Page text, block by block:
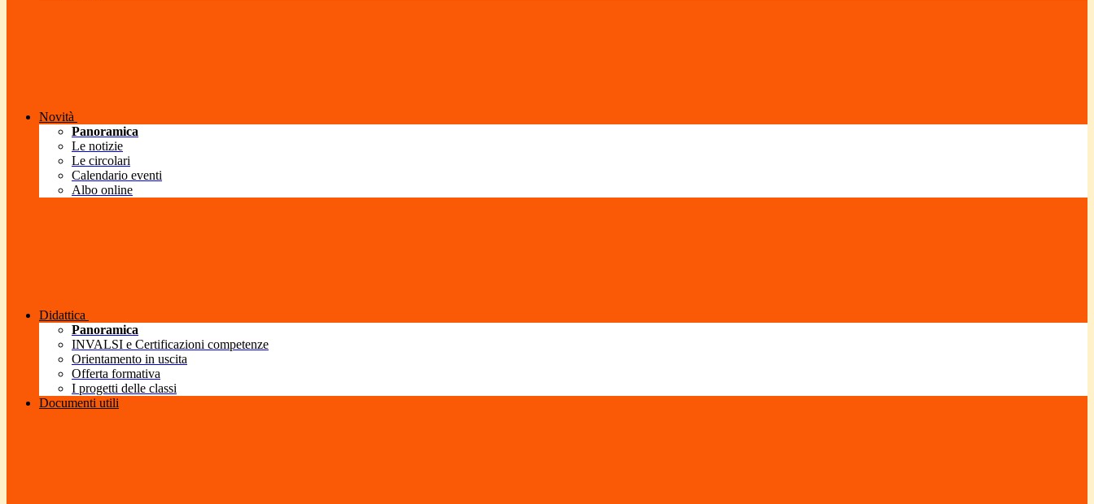
Novità
Panoramica
Le notizie
Le circolari
Calendario eventi
Albo online
Didattica
Panoramica
INVALSI e Certificazioni competenze
Orientamento in uscita
Offerta formativa
I progetti delle classi
Documenti utili